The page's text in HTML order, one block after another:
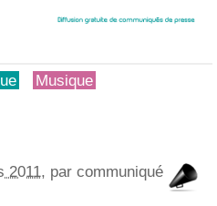
Musique
2011, par communiqué